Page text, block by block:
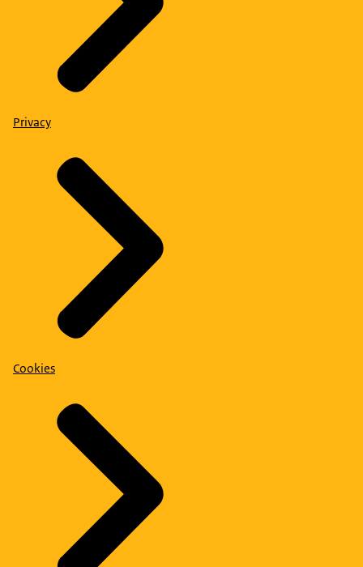
Privacy
Cookies